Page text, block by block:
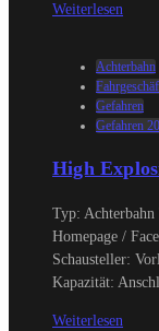
Weiterlesen
Achterbahn
Gefahren
Gefahren
High
Typ:
Homepage /
Schausteller:
Kapazität:
Weiterlesen